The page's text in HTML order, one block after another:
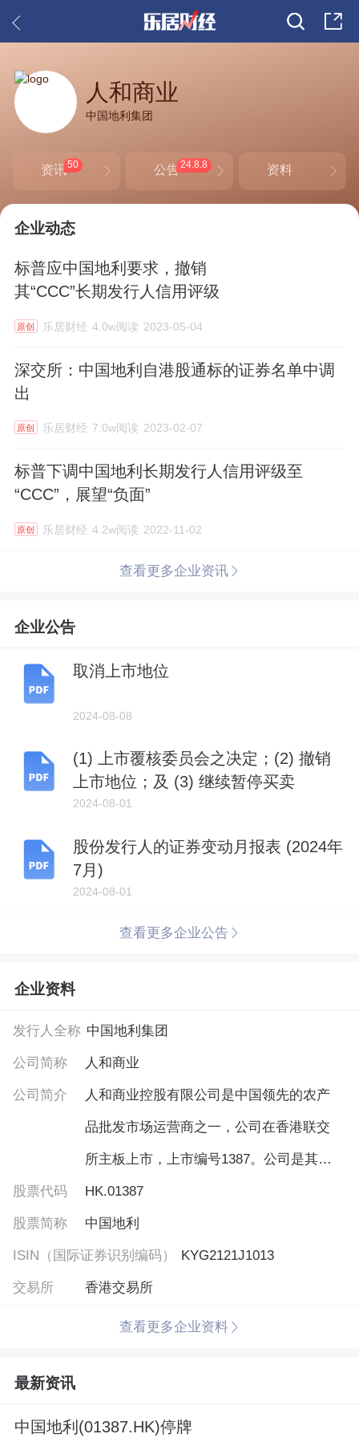
人和商业
中国地利集团
50
资讯 24.8.8
公告 资料
企业动态
标普应中国地利要求，撤销
其“CCC”长期发行人信用评级
原创 乐居财经 4.0w阅读 2023-05-04
深交所：中国地利自港股通标的证券名单中调
出
原创 乐居财经 7.0w阅读 2023-02-07
标普下调中国地利长期发行人信用评级至
“CCC”，展望“负面”
原创 乐居财经 4.2w阅读 2022-11-02
查看更多企业资讯
企业公告
取消上市地位
2024-08-08
(1) 上市覆核委员会之决定；(2) 撤销
上市地位；及 (3) 继续暂停买卖
2024-08-01
股份发行人的证券变动月报表 (2024年
7月)
2024-08-01
查看更多企业公告
企业资料
发行人全称 中国地利集团
公司简称 人和商业
公司简介 ‍‍人和商业控股有限公司是中国领先的农产
品批发市场运营商之一，公司在香港联交
所主板上市，上市编号1387。公司是其中
一个最大的农产品批发市场运营商，目前
在哈尔滨、沈阳、寿光、贵阳、齐齐哈
尔、牡丹江等6个城市运营8个大型农产品
批发市场，占地面积超过186万平方米，建
筑面积超过113平方米。市场的主要功能包
产品的种类也覆盖全国和世界各地。‍‍
股票代码 HK.01387
股票简称 中国地利
ISIN（国际证券识别编码） KYG2121J1013
交易所 香港交易所
查看更多企业资料
最新资讯
中国地利(01387.HK)停牌